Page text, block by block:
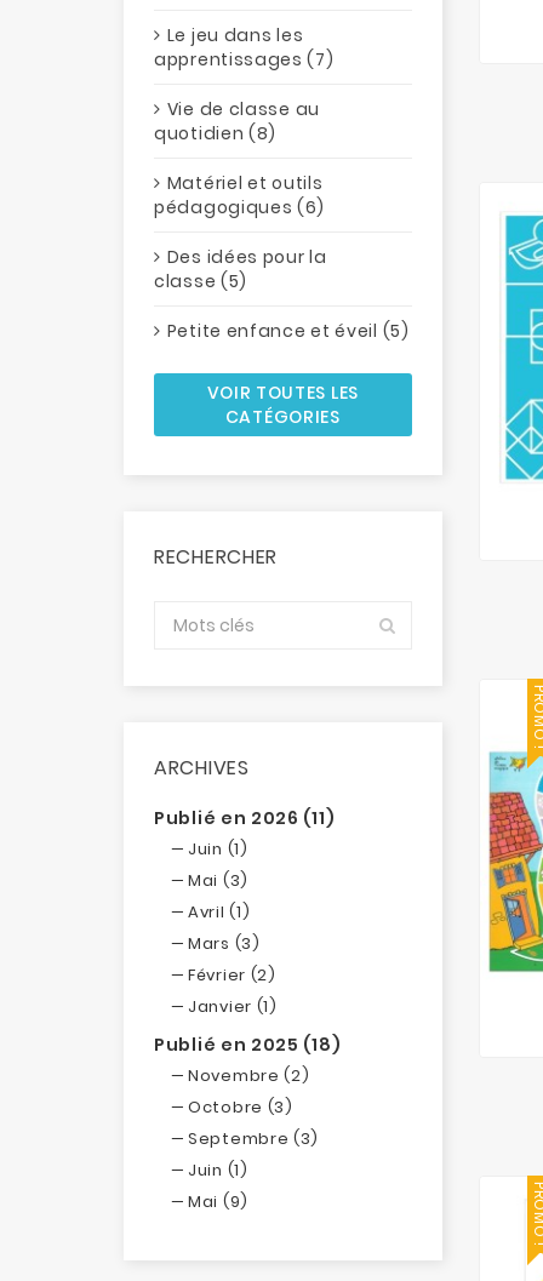
Le jeu dans les
apprentissages (7)
Vie de classe au
quotidien (8)
Matériel et outils
pédagogiques (6)
Des idées pour la
classe (5)
Petite enfance et éveil (5)
VOIR TOUTES LES
CATÉGORIES
RECHERCHER
ARCHIVES
Publié en 2026 (11)
Juin (1)
Mai (3)
Avril (1)
Mars (3)
Février (2)
Janvier (1)
Publié en 2025 (18)
Novembre (2)
Octobre (3)
Septembre (3)
Juin (1)
Mai (9)